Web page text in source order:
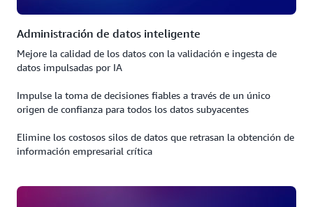
Administración de datos inteligente
Mejore la calidad de los datos con la validación e ingesta de
datos impulsadas por IA
Impulse la toma de decisiones fiables a través de un único
origen de confianza para todos los datos subyacentes
Elimine los costosos silos de datos que retrasan la obtención de
información empresarial crítica